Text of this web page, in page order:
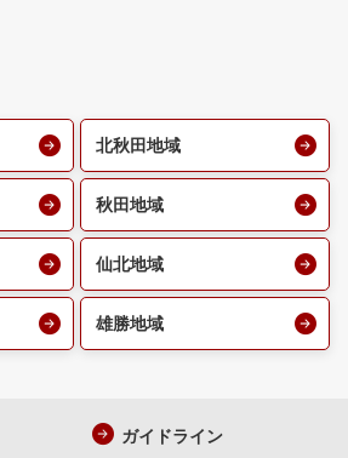
北秋田地域
秋田地域
仙北地域
雄勝地域
ガイドライン